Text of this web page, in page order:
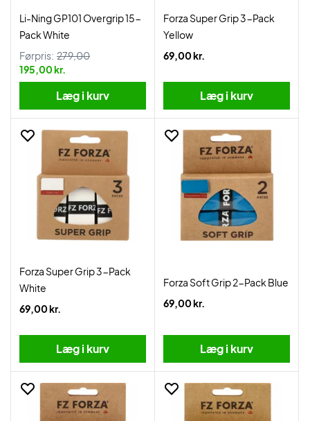
Li-Ning GP101 Overgrip 15-
Pack White
Førpris: 279,00
195,00 kr.
Læg i kurv
Forza Super Grip 3-Pack
Yellow
69,00 kr.
Læg i kurv
Forza Super Grip 3-Pack
White
69,00 kr.
Læg i kurv
Forza Soft Grip 2-Pack Blue
69,00 kr.
Læg i kurv